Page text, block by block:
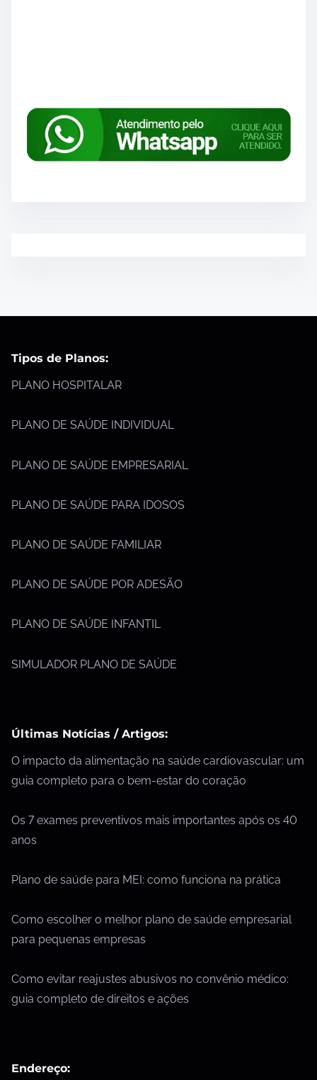
Tipos de Planos:
PLANO HOSPITALAR
PLANO DE SAÚDE INDIVIDUAL
PLANO DE SAÚDE EMPRESARIAL
PLANO DE SAÚDE PARA IDOSOS
PLANO DE SAÚDE FAMILIAR
PLANO DE SAÚDE POR ADESÃO
PLANO DE SAÚDE INFANTIL
SIMULADOR PLANO DE SAÚDE
Últimas Notícias / Artigos:
O impacto da alimentação na saúde cardiovascular: um
guia completo para o bem-estar do coração
Os 7 exames preventivos mais importantes após os 40
anos
Plano de saúde para MEI: como funciona na prática
Como escolher o melhor plano de saúde empresarial
para pequenas empresas
Como evitar reajustes abusivos no convênio médico:
guia completo de direitos e ações
Endereço: